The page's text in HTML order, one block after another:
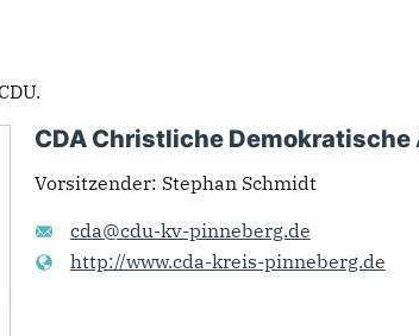
CDA Christliche
Vorsitzender: Stephan Schmidt
cda@cdu-kv-pinneberg.de
http://www.cda-kreis-pinneberg.de